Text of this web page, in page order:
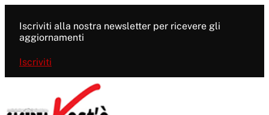
contenuto
Iscriviti alla nostra newsletter per ricevere gli
aggiornamenti
Iscriviti